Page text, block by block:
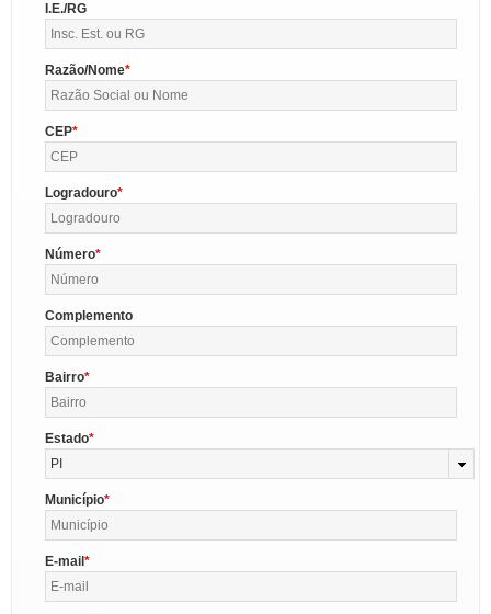
I.E./RG
Razão/Nome
CEP
Logradouro
Número
Complemento
Bairro
Estado
PI
Município
E-mail